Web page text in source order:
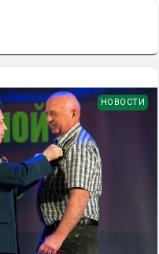
НОВОСТИ